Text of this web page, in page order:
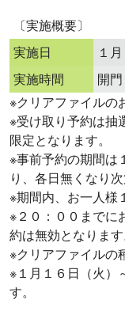
〔実施概要〕
実施日
１
実施時間
開
※クリアファイルの
※受け取り予約は抽
限定となります。
※事前予約の期間は
り、各日無くなり
※期間内、お一人様
※２０：００までに
約は無効となります
※クリアファイルの
※１月１６日（火）
す。